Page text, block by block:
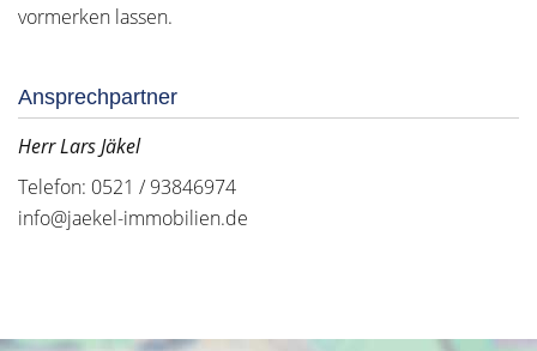
vormerken lassen.
Ansprechpartner
Herr Lars Jäkel
Telefon: 0521 / 93846974
info@jaekel-immobilien.de